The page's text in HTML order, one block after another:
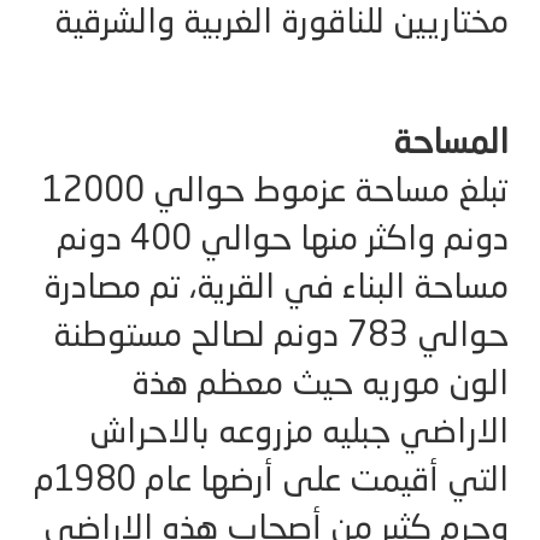
مختاريين للناقورة الغربية والشرقية
المساحة
تبلغ مساحة عزموط حوالي 12000
دونم واكثر منها حوالي 400 دونم
مساحة البناء في القرية، تم مصادرة
حوالي 783 دونم لصالح مستوطنة
الون موريه حيث معظم هذة
الاراضي جبليه مزروعه بالاحراش
التي أقيمت على أرضها عام 1980م
وحرم كثير من أصحاب هذه الاراضي